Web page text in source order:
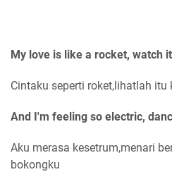
My love is like a rocket, watch
Cintaku seperti roket,lihatlah itu
And I'm feeling so electric,
Aku merasa kesetrum,menari
bokongku